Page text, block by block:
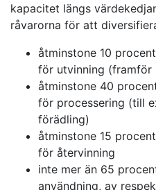
kapacitet längs
råvarorna för att
åtminstone 10
för utvinning (framför
åtminstone 40
för processering (till
förädling)
åtminstone 15
för återvinning
inte mer än 65
användning, av